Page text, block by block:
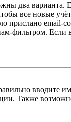
два
все новые
прислано
фильтром. Если
вводите
Также